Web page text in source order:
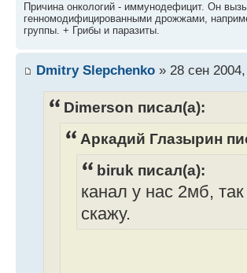
Причина онкологий - иммунодефицит. Он
генномодифицированными дрожжами,
группы. + Грибы и паразиты.
Dmitry Slepchenko » 28 сен
Dimerson писал(а):
Аркадий Глазырин
biruk писал(а):
канал у нас 2мб,
скажу.